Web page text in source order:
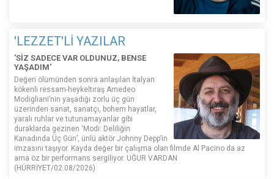
'LEZZET'Lİ YAZILAR
'SİZ SADECE VAR OLDUNUZ, BENSE
YAŞADIM'
Değeri ölümünden sonra anlaşılan İtalyan
kökenli ressam-heykeltıraş Amedeo
Modigliani’nin yaşadığı zorlu üç gün
üzerinden sanat, sanatçı, bohem hayatlar,
yaralı ruhlar ve tutunamayanlar gibi
duraklarda gezinen ‘Modi: Deliliğin
Kanadında Üç Gün’, ünlü aktör Johnny Depp’in
imzasını taşıyor. Kayda değer bir çalışma olan filmde Al Pacino da az
ama öz bir performans sergiliyor. UĞUR VARDAN
(HÜRRİYET/02.08/2026)